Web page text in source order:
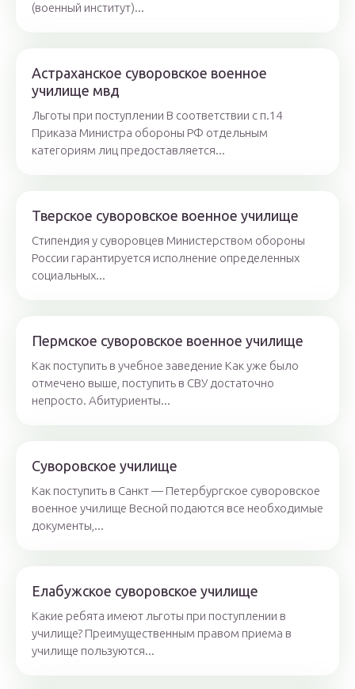
(военный институт)...
Астраханское суворовское военное
училище мвд
Льготы при поступлении В соответствии с п.14
Приказа Министра обороны РФ отдельным
категориям лиц предоставляется...
Тверское суворовское военное училище
Стипендия у суворовцев Министерством обороны
России гарантируется исполнение определенных
социальных...
Пермское суворовское военное училище
Как поступить в учебное заведение Как уже было
отмечено выше, поступить в СВУ достаточно
непросто. Абитуриенты...
Суворовское училище
Как поступить в Санкт — Петербургское суворовское
военное училище Весной подаются все необходимые
документы,...
Елабужское суворовское училище
Какие ребята имеют льготы при поступлении в
училище? Преимущественным правом приема в
училище пользуются...